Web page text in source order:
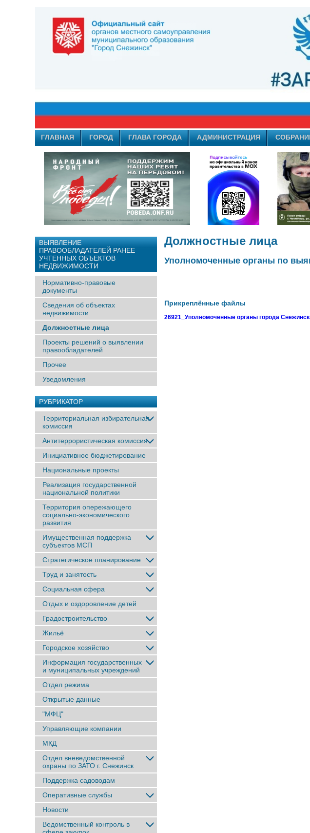
ГЛАВНАЯ ГОРОД ГЛАВА ГОРОДА АДМИНИСТРАЦИЯ
ВЫЯВЛЕНИЕ
ПРАВООБЛАДАТЕЛЕЙ РАНЕЕ
УЧТЕННЫX ОБЪЕКТОВ
НЕДВИЖИМОСТИ
Нормативно-правовые
документы
Сведения об объектах
недвижимости
Должностные лица
Проекты решений о выявлении
правообладателей
Прочее
Уведомления
РУБРИКАТОР
Территориальная избирательная
комиссия
Антитеррористическая комиссия
Инициативное бюджетирование
Национальные проекты
Реализация государственной
национальной политики
Территория опережающего
социально-экономического
развития
Имущественная поддержка
субъектов МСП
Стратегическое планирование
Труд и занятость
Социальная сфера
Отдых и оздоровление детей
Градостроительство
Жильё
Городское хозяйство
Информация государственных
и муниципальных учреждений
Отдел режима
Открытые данные
"МФЦ"
Управляющие компании
МКД
Отдел вневедомственной
охраны по ЗАТО г. Снежинск
Поддержка садоводам
Оперативные службы
Новости
Ведомственный контроль в
Должностные лица
Уполномоченные органы по
Прикреплённые файлы
26921_Уполномоченные органы города